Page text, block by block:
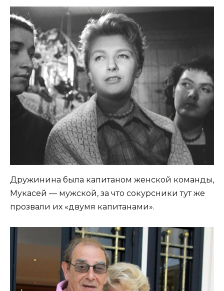
Дружинина была капитаном женской команды,
Мукасей — мужской, за что сокурсники тут же
прозвали их «двумя капитанами».